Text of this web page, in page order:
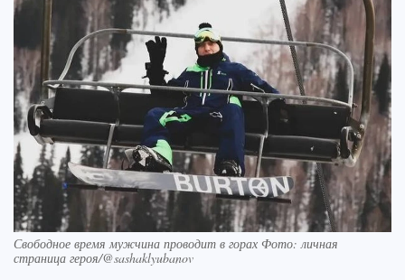
Свободное время мужчина проводит в горах Фото: личная
страница героя/@sashaklyubanov